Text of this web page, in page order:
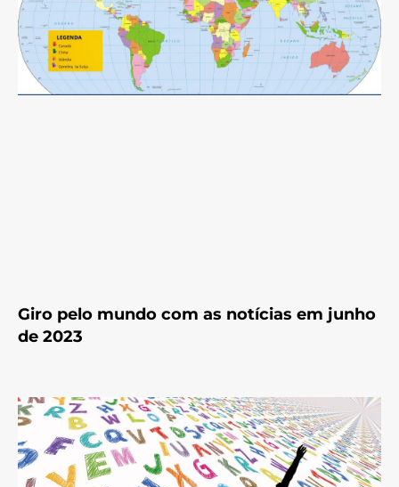
Giro pelo mundo com as notícias em junho
de 2023